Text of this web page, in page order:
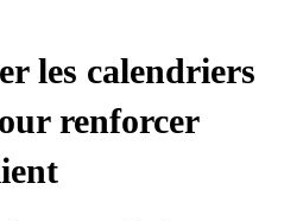
les calendriers
renforcer